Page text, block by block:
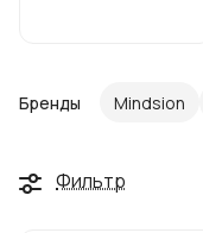
Бренды Mindsion
Фильтр